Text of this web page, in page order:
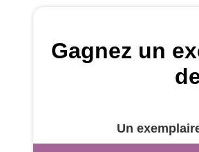
Gagnez un
Un